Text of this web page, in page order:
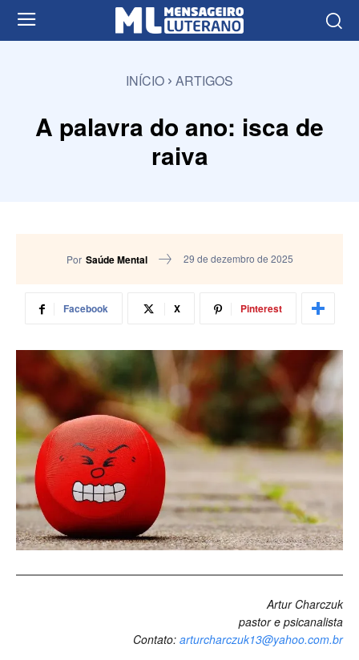
INÍCIO ARTIGOS
A palavra do ano: isca de
raiva
Por Saúde Mental 29 de dezembro de 2025
Facebook X Pinterest
Artur Charczuk
pastor e psicanalista
Contato: arturcharczuk13@yahoo.com.br